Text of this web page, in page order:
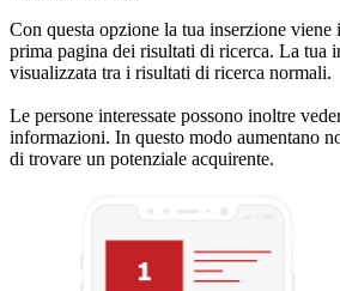
Con questa opzione la tua inserzione
prima pagina dei risultati di ricerca. La tua
visualizzata tra i risultati di ricerca normali.
Le persone interessate possono inoltre
informazioni. In questo modo aumentano
di trovare un potenziale acquirente.